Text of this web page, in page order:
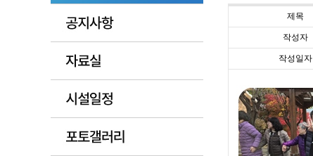
제목
작성자
작성일자